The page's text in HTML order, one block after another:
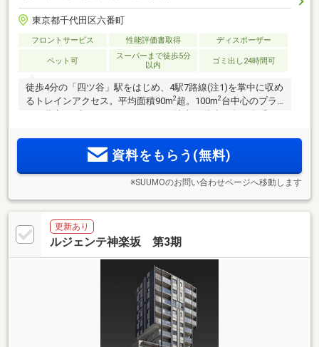
東京都千代田区六番町
フロントサービス 性能評価書取得 ディスポーザー
ペット可
スーパーまで徒歩5分
以内
ゴミ出し24時間可
徒歩4分の「四ツ谷」駅をはじめ、4駅7路線(注1)を掌中に収め
るトレインアクセス。平均面積90m2超。100m2台中心のプラ
資料をもらう(無料)
※SUUMOのお問い合わせページへ移動します
更新あり
ルジェンテ神楽坂 第3期